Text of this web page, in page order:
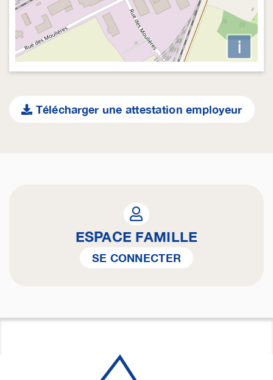
i
Télécharger une attestation employeur
ESPACE FAMILLE
SE CONNECTER